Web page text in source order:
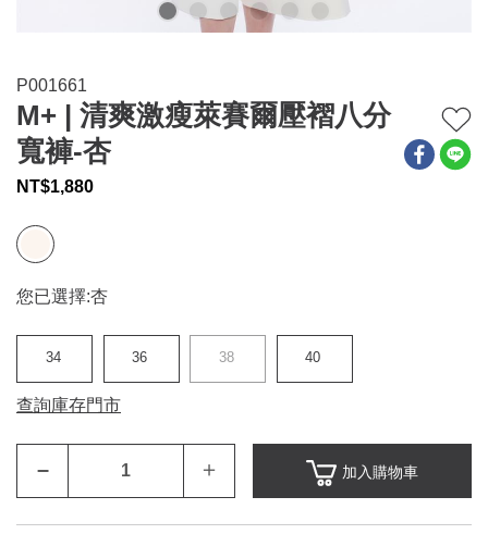
P001661
M+ | 清爽激瘦萊賽爾壓褶八分
寬褲-杏
NT$1,880
您已選擇:杏
34 36 38 40
查詢庫存門市
– ＋ 加入購物車